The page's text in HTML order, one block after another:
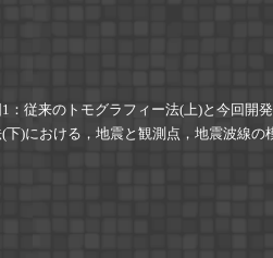
1：従来のトモグラフィー法(上)と今回開
下)における，地震と観測点，地震波線の